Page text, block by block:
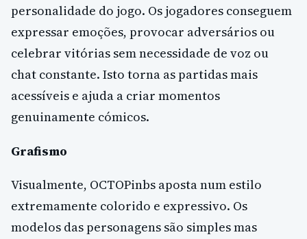
personalidade do jogo. Os jogadores conseguem
expressar emoções, provocar adversários ou
celebrar vitórias sem necessidade de voz ou
chat constante. Isto torna as partidas mais
acessíveis e ajuda a criar momentos
genuinamente cómicos.
Grafismo
Visualmente, OCTOPinbs aposta num estilo
extremamente colorido e expressivo. Os
modelos das personagens são simples mas